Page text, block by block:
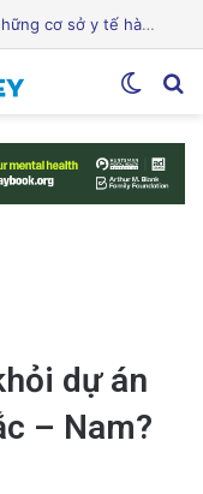
Sự Kiện Livestream Gây Chấn Động: 3 Triệu Người Theo Dõi Nguyễn Phương Hằng Tại Việt Nam!
dự án
– Nam?